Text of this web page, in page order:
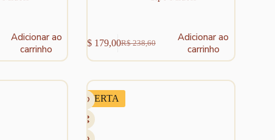
Adicionar ao
carrinho
R$238,60
O
preço
era:
R$ 238,60.
R$179,00O
preço
é:
R$ 179,00.
Adicionar ao
carrinho
OFERTA